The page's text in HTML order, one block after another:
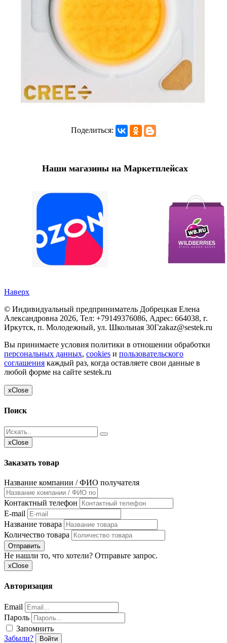
Поделиться:
Наши магазины на Маркетплейсах
Наверх
© Индивидуальный предприниматель Добрецкая Елена
Александровна 2026, Тел: +79149376086, Адрес: 664038, г.
Иркутск, п. Молодежный, ул. Школьная 30Гzakaz@sestek.ru
Вы принимаете условия политики в отношении обработки
персональных данных, cookies и пользовательского
соглашения каждый раз, когда оставляете свои данные в
любой форме на сайте sestek.ru
xClose
Поиск
xClose
Заказать товар
Название компании / ФИО получателя
Контактный телефон
E-mail
Название товара
Количество товара
Отправить
Не нашли то, что хотели? Отправьте запрос.
xClose
Авторизация
Email
Пароль
Запомнить
Забыли?
Войти